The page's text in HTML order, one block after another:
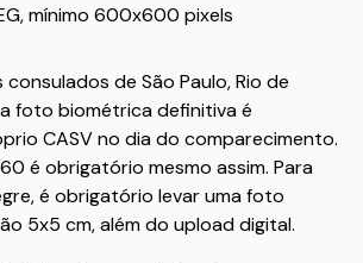
mínimo 600x600 pixels
consulados de São Paulo, Rio de
a foto biométrica definitiva é
CASV no dia do comparecimento.
é obrigatório mesmo assim. Para
é obrigatório levar uma foto
5x5 cm, além do upload digital.